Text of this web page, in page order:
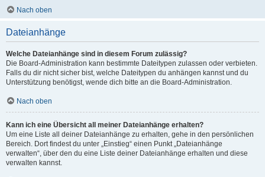
Nach oben
Dateianhänge
Welche Dateianhänge sind in diesem Forum zulässig?
Die Board-Administration kann bestimmte Dateitypen zulassen oder verbieten.
Falls du dir nicht sicher bist, welche Dateitypen du anhängen kannst und du
Unterstützung benötigst, wende dich bitte an die Board-Administration.
Nach oben
Kann ich eine Übersicht all meiner Dateianhänge erhalten?
Um eine Liste all deiner Dateianhänge zu erhalten, gehe in den persönlichen
Bereich. Dort findest du unter „Einstieg“ einen Punkt „Dateianhänge
verwalten“, über den du eine Liste deiner Dateianhänge erhalten und diese
verwalten kannst.